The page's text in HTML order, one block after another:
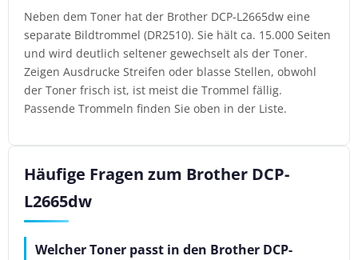
Neben dem Toner hat der Brother DCP-L2665dw eine
separate Bildtrommel (DR2510). Sie hält ca. 15.000 Seiten
und wird deutlich seltener gewechselt als der Toner.
Zeigen Ausdrucke Streifen oder blasse Stellen, obwohl
der Toner frisch ist, ist meist die Trommel fällig.
Passende Trommeln finden Sie oben in der Liste.
Häufige Fragen zum Brother DCP-
L2665dw
Welcher Toner passt in den Brother DCP-